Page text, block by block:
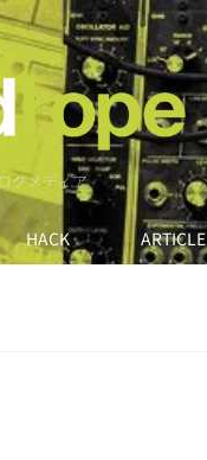
グメディア
HACK ARTICLE